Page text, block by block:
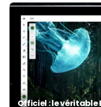
Officiel : le véritable